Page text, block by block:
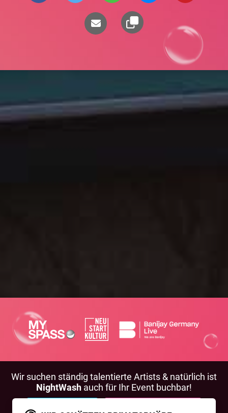
Wir suchen ständig talentierte Artists & natürlich ist
NightWash auch für Ihr Event buchbar!